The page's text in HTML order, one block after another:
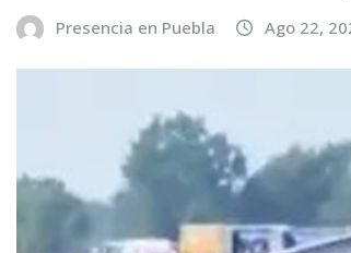
Presencia en Puebla Ago 22,